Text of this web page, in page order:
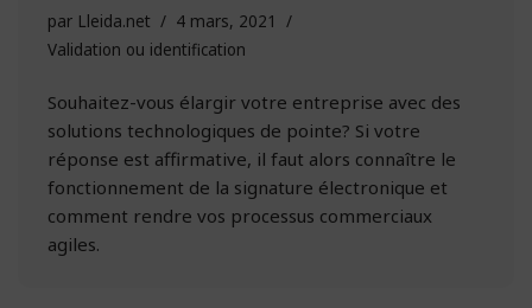
par Lleida.net
4 mars, 2021
Validation ou identification
Souhaitez-vous élargir votre entreprise avec des
solutions technologiques de pointe? Si votre
réponse est affirmative, il faut alors connaître le
fonctionnement de la signature électronique et
comment rendre vos processus commerciaux
agiles.